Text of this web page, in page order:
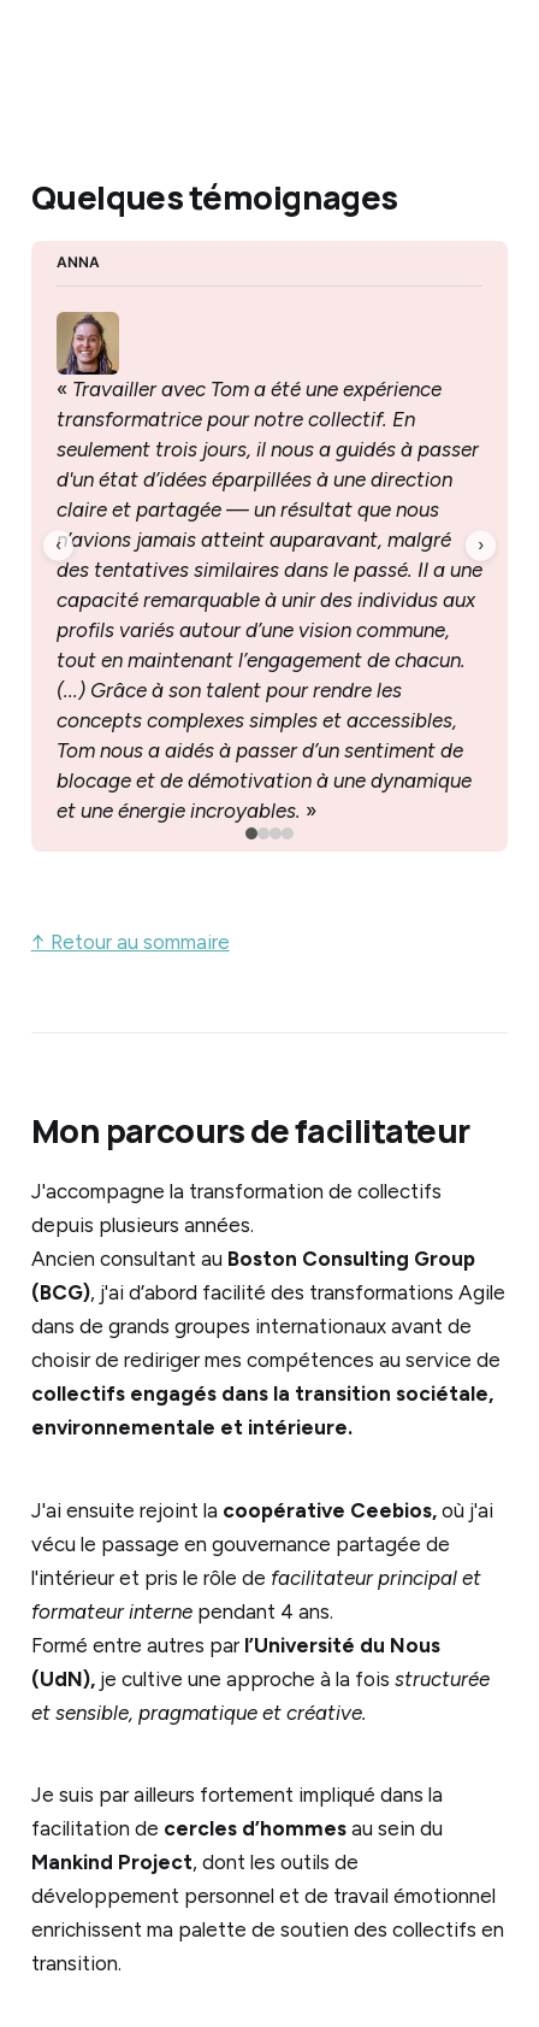
Quelques témoignages
ANNA
« Travailler avec Tom a été une expérience
transformatrice pour notre collectif. En
seulement trois jours, il nous a guidés à passer
d'un état d’idées éparpillées à une direction
claire et partagée — un résultat que nous
n’avions jamais atteint auparavant, malgré
des tentatives similaires dans le passé. Il a une
capacité remarquable à unir des individus aux
profils variés autour d’une vision commune,
tout en maintenant l’engagement de chacun.
(...) Grâce à son talent pour rendre les
concepts complexes simples et accessibles,
Tom nous a aidés à passer d’un sentiment de
blocage et de démotivation à une dynamique
et une énergie incroyables. »
‹ ›
↑ Retour au sommaire
Mon parcours de facilitateur
J'accompagne la transformation de collectifs
depuis plusieurs années.
Ancien consultant au Boston Consulting Group
(BCG), j'ai d’abord facilité des transformations Agile
dans de grands groupes internationaux avant de
choisir de rediriger mes compétences au service de
collectifs engagés dans la transition sociétale,
environnementale et intérieure.
J'ai ensuite rejoint la coopérative Ceebios,où j'ai
vécu le passage en gouvernance partagée de
l'intérieur et pris le rôle de facilitateur principal et
formateur internependant 4 ans.
Formé entre autres par l’Université du Nous
(UdN),je cultive une approche à la fois structurée
et sensible, pragmatique et créative.
Je suis par ailleurs fortement impliqué dans la
facilitation de cercles d’hommes au sein du
Mankind Project, dont les outils de
développement personnel et de travail émotionnel
enrichissent ma palette de soutien des collectifs en
transition.